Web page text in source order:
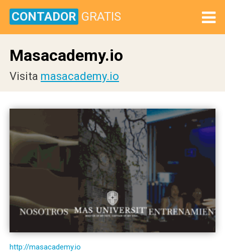
CONTADOR GRATIS
Masacademy.io
Visita masacademy.io
http://masacademy.io